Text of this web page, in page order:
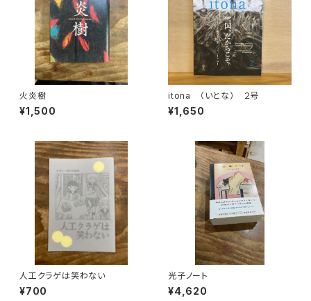
火炎樹
¥1,500
itona （いとな） ２号
¥1,650
人工クラゲは笑わない
¥700
光子ノート
¥4,620